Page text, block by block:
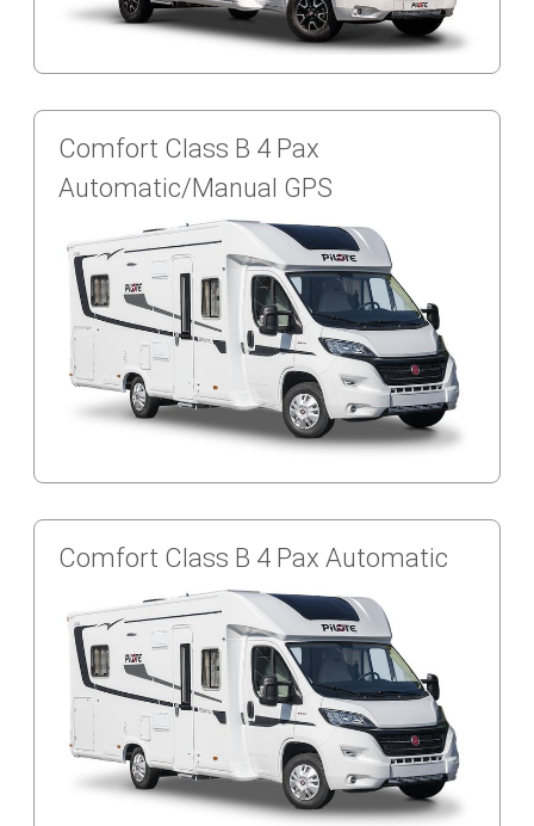
Comfort Class B 4 Pax
Automatic/Manual GPS
Comfort Class B 4 Pax Automatic